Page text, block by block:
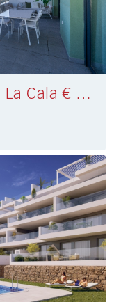
Dubbel penthouse La Cala € 549.000,-